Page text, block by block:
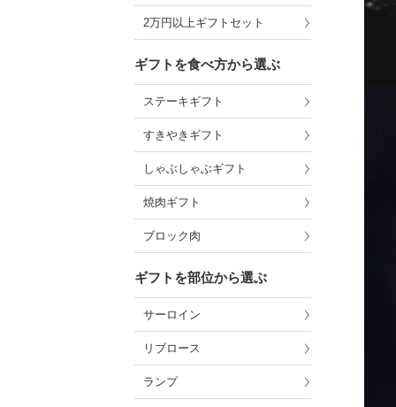
2万円以上ギフトセット
ギフトを食べ方から選ぶ
ステーキギフト
すきやきギフト
しゃぶしゃぶギフト
焼肉ギフト
ブロック肉
ギフトを部位から選ぶ
サーロイン
リブロース
ランプ